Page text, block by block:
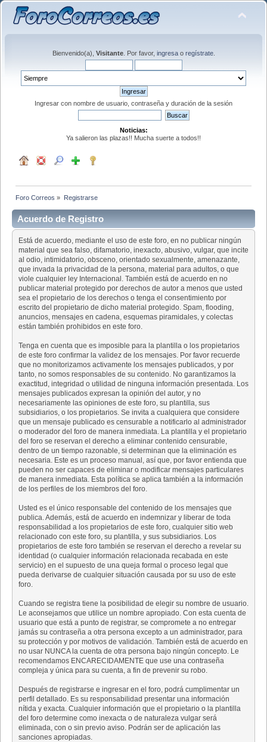
Bienvenido(a), Visitante. Por favor, ingresao regístrate.
Ingresar con nombre de usuario, contraseña y duración de la sesión
Noticias:
Ya salieron las plazas!! Mucha suerte a todos!!
Foro Correos » Registrarse
Acuerdo de Registro
Está de acuerdo, mediante el uso de este foro, en no publicar ningún
material que sea falso, difamatorio, inexacto, abusivo, vulgar, que incite
al odio, intimidatorio, obsceno, orientado sexualmente, amenazante,
que invada la privacidad de la persona, material para adultos, o que
viole cualquier ley Internacional. También está de acuerdo en no
publicar material protegido por derechos de autor a menos que usted
sea el propietario de los derechos o tenga el consentimiento por
escrito del propietario de dicho material protegido. Spam, flooding,
anuncios, mensajes en cadena, esquemas piramidales, y colectas
están también prohibidos en este foro.
Tenga en cuenta que es imposible para la plantilla o los propietarios
de este foro confirmar la validez de los mensajes. Por favor recuerde
que no monitorizamos activamente los mensajes publicados, y por
tanto, no somos responsables de su contenido. No garantizamos la
exactitud, integridad o utilidad de ninguna información presentada. Los
mensajes publicados expresan la opinión del autor, y no
necesariamente las opiniones de este foro, su plantilla, sus
subsidiarios, o los propietarios. Se invita a cualquiera que considere
que un mensaje publicado es censurable a notificarlo al administrador
o moderador del foro de manera inmediata. La plantilla y el propietario
del foro se reservan el derecho a eliminar contenido censurable,
dentro de un tiempo razonable, si determinan que la eliminación es
necesaria. Este es un proceso manual, así que, por favor entienda que
pueden no ser capaces de eliminar o modificar mensajes particulares
de manera inmediata. Esta política se aplica también a la información
de los perfiles de los miembros del foro.
Usted es el único responsable del contenido de los mensajes que
publica. Además, está de acuerdo en indemnizar y liberar de toda
responsabilidad a los propietarios de este foro, cualquier sitio web
relacionado con este foro, su plantilla, y sus subsidiarios. Los
propietarios de este foro también se reservan el derecho a revelar su
identidad (o cualquier información relacionada recabada en este
servicio) en el supuesto de una queja formal o proceso legal que
pueda derivarse de cualquier situación causada por su uso de este
foro.
Cuando se registra tiene la posibilidad de elegir su nombre de usuario.
Le aconsejamos que utilice un nombre apropiado. Con esta cuenta de
usuario que está a punto de registrar, se compromete a no entregar
jamás su contraseña a otra persona excepto a un administrador, para
su protección y por motivos de validación. También está de acuerdo en
no usar NUNCA la cuenta de otra persona bajo ningún concepto. Le
recomendamos ENCARECIDAMENTE que use una contraseña
compleja y única para su cuenta, a fin de prevenir su robo.
Después de registrarse e ingresar en el foro, podrá cumplimentar un
perfil detallado. Es su responsabilidad presentar una información
nítida y exacta. Cualquier información que el propietario o la plantilla
del foro determine como inexacta o de naturaleza vulgar será
eliminada, con o sin previo aviso. Podrán ser de aplicación las
sanciones apropiadas.